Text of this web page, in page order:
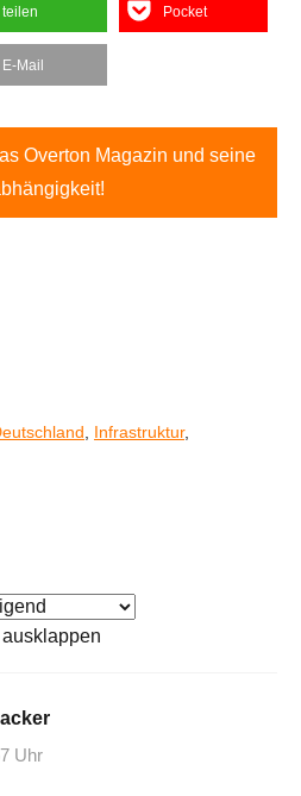
teilen Pocket
E-Mail
Overton Magazin und seine
Infrastruktur,
Uhr